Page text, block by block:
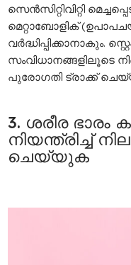
സെന്‍സിറ്റിവിറ്റി
മെറ്റാബോളിക്
വര്‍ദ്ധിപ്പിക്കാനാകും.
സംവിധാനങ്ങളിലൂടെ
പുരോഗതി ട്രാക്ക്
3. ശരീര
നിയന്ത്രിച്ച്
ചെയ്യുക